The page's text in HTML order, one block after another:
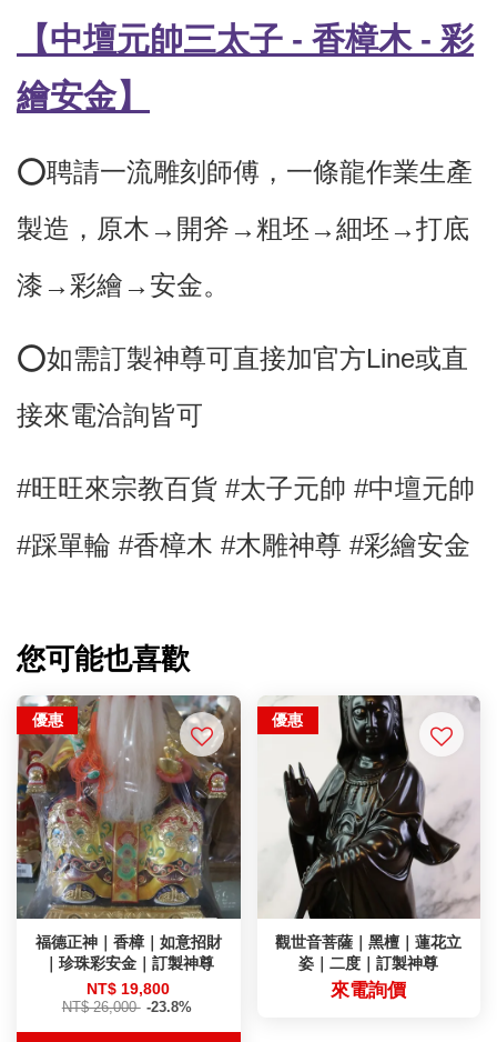
【中壇元帥三太子 - 香樟木 - 彩
繪安金】
⭕️聘請一流雕刻師傅， 一條龍作業生產
製造，原木→開斧→粗坯→細坯→打底
漆→彩繪→安金。
⭕如需訂製神尊可直接加官方Line或直
接來電洽詢皆可
#旺旺來宗教百貨 #太子元帥 #中壇元帥
#踩單輪 #香樟木 #木雕神尊 #彩繪安金
您可能也喜歡
優惠
福德正神｜香樟｜如意招財
｜珍珠彩安金｜訂製神尊
NT$ 19,800
NT$ 26,000 -23.8%
優惠
觀世音菩薩｜黑檀｜蓮花立
姿｜二度｜訂製神尊
來電詢價